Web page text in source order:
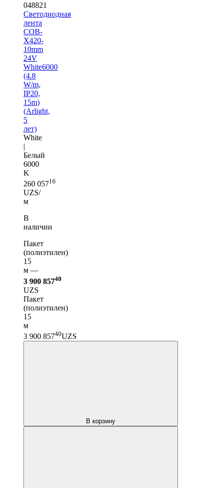
048821
Светодиодная
лента
COB-
X420-
10mm
24V
White6000
(4.8
W/m,
IP20,
15m)
(Arlight,
5
лет)
White
|
Белый
6000
K
260 05716
UZS/
м
В
наличии
Пакет
(полиэтилен)
15
м —
3 900 85740
UZS
Пакет
(полиэтилен)
15
м
3 900 85740UZS
В корзину